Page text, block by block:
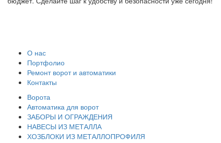
О нас
Портфолио
Ремонт ворот и автоматики
Контакты
Ворота
Автоматика для ворот
ЗАБОРЫ И ОГРАЖДЕНИЯ
НАВЕСЫ ИЗ МЕТАЛЛА
ХОЗБЛОКИ ИЗ МЕТАЛЛОПРОФИЛЯ